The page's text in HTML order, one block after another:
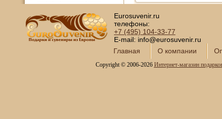
Подзорные трубы и
оптика
Колокола бронзовые
Eurosuvenir.ru
телефоны:
+7 (495) 104-33-77
E-mail: info@eurosuvenir.ru
Главная
О компании
Copyright © 2006-2026 Интернет-магазин